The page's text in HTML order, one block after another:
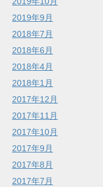
2019年9月
2018年7月
2018年6月
2018年4月
2018年1月
2017年12月
2017年11月
2017年10月
2017年9月
2017年8月
2017年7月